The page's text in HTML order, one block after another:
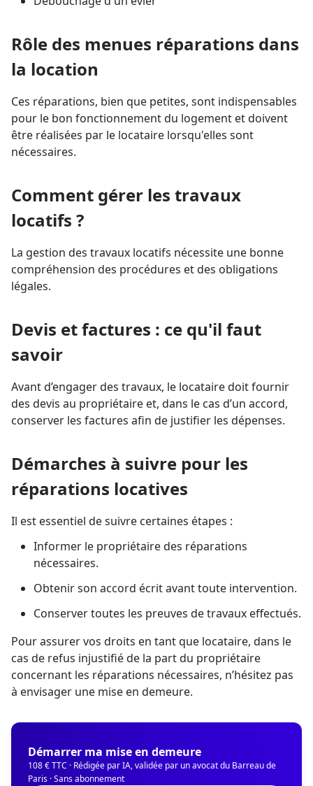
Rôle des menues réparations dans
la location
Ces réparations, bien que petites, sont indispensables
pour le bon fonctionnement du logement et doivent
être réalisées par le locataire lorsqu'elles sont
nécessaires.
Comment gérer les travaux
locatifs ?
La gestion des travaux locatifs nécessite une bonne
compréhension des procédures et des obligations
légales.
Devis et factures : ce qu'il faut
savoir
Avant d’engager des travaux, le locataire doit fournir
des devis au propriétaire et, dans le cas d’un accord,
conserver les factures afin de justifier les dépenses.
Démarches à suivre pour les
réparations locatives
Il est essentiel de suivre certaines étapes :
Informer le propriétaire des réparations
nécessaires.
Obtenir son accord écrit avant toute intervention.
Conserver toutes les preuves de travaux effectués.
Pour assurer vos droits en tant que locataire, dans le
cas de refus injustifié de la part du propriétaire
concernant les réparations nécessaires, n’hésitez pas
à envisager une mise en demeure.
Démarrer ma mise en demeure
108 € TTC · Rédigée par IA, validée par un avocat du Barreau de
Paris · Sans abonnement